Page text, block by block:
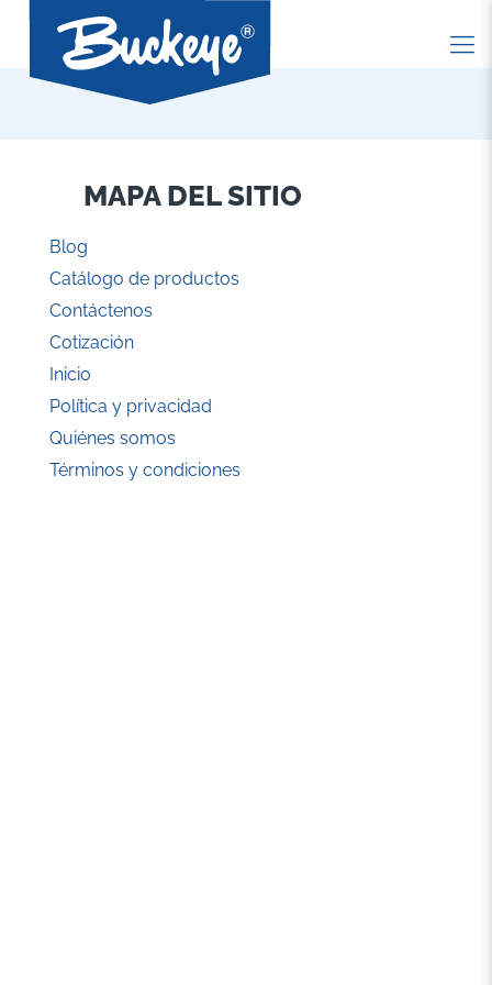
MAPA DEL SITIO
Blog
Catálogo de productos
Contáctenos
Cotización
Inicio
Política y privacidad
Quiénes somos
Términos y condiciones